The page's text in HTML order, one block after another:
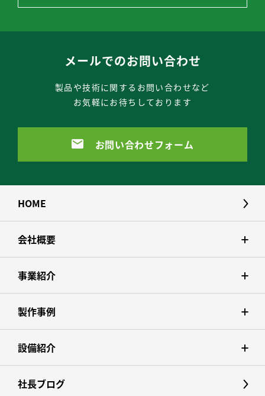
メールでのお問い合わせ
製品や技術に関するお問い合わせなど
お気軽にお待ちしております
お問い合わせフォーム
HOME
会社概要
事業紹介
製作事例
設備紹介
社長ブログ